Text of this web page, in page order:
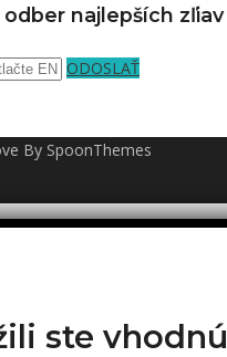
odber najlepších zľiav
ODOSLAŤ
By SpoonThemes
ste vhodnú